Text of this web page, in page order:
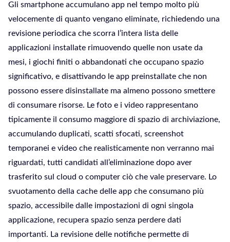
Gli smartphone accumulano app nel tempo molto più
velocemente di quanto vengano eliminate, richiedendo una
revisione periodica che scorra l’intera lista delle
applicazioni installate rimuovendo quelle non usate da
mesi, i giochi finiti o abbandonati che occupano spazio
significativo, e disattivando le app preinstallate che non
possono essere disinstallate ma almeno possono smettere
di consumare risorse. Le foto e i video rappresentano
tipicamente il consumo maggiore di spazio di archiviazione,
accumulando duplicati, scatti sfocati, screenshot
temporanei e video che realisticamente non verranno mai
riguardati, tutti candidati all’eliminazione dopo aver
trasferito sul cloud o computer ciò che vale preservare. Lo
svuotamento della cache delle app che consumano più
spazio, accessibile dalle impostazioni di ogni singola
applicazione, recupera spazio senza perdere dati
importanti. La revisione delle notifiche permette di